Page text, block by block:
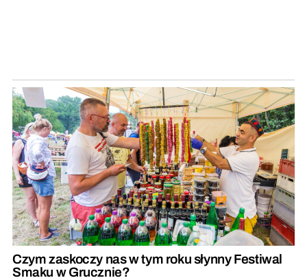
Czym zaskoczy nas w tym roku słynny Festiwal
Smaku w Grucznie?